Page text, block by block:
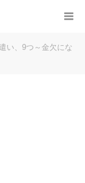
い、9つ～金欠にな